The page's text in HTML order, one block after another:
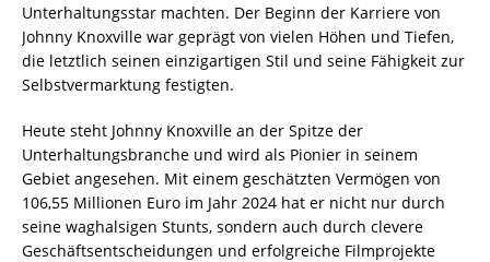
Unterhaltungsstar machten. Der Beginn der Karriere von
Johnny Knoxville war geprägt von vielen Höhen und Tiefen,
die letztlich seinen einzigartigen Stil und seine Fähigkeit zur
Selbstvermarktung festigten.
Heute steht Johnny Knoxville an der Spitze der
Unterhaltungsbranche und wird als Pionier in seinem
Gebiet angesehen. Mit einem geschätzten Vermögen von
106,55 Millionen Euro im Jahr 2024 hat er nicht nur durch
seine waghalsigen Stunts, sondern auch durch clevere
Geschäftsentscheidungen und erfolgreiche Filmprojekte